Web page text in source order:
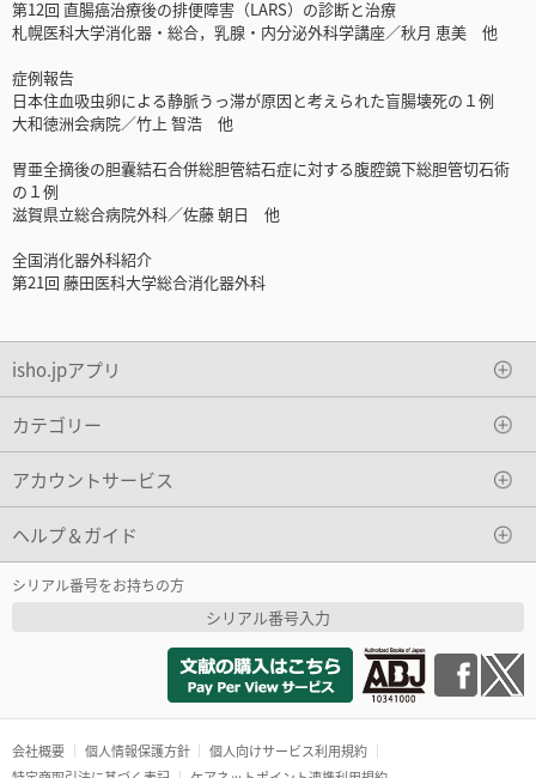
第12回 直腸癌治療後の排便障害（LARS）の診断と治療
札幌医科大学消化器・総合，乳腺・内分泌外科学講座／秋月 恵美 他
症例報告
日本住血吸虫卵による静脈うっ滞が原因と考えられた盲腸壊死の１例
大和徳洲会病院／竹上 智浩 他
胃亜全摘後の胆囊結石合併総胆管結石症に対する腹腔鏡下総胆管切石術
の１例
滋賀県立総合病院外科／佐藤 朝日 他
全国消化器外科紹介
第21回 藤田医科大学総合消化器外科
isho.jpアプリ
カテゴリー
アカウントサービス
ヘルプ＆ガイド
シリアル番号をお持ちの方
シリアル番号入力
会社概要 個人情報保護方針
個人向けサービス利用規約